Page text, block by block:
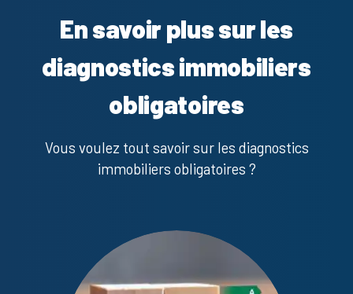
En savoir plus sur les
diagnostics immobiliers
obligatoires
Vous voulez tout savoir sur les diagnostics
immobiliers obligatoires ?